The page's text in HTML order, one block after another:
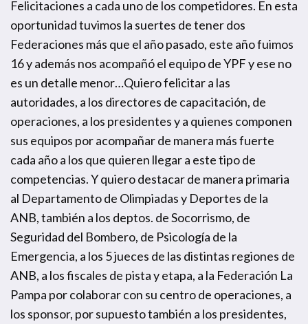
Felicitaciones a cada uno de los competidores. En esta
oportunidad tuvimos la suertes de tener dos
Federaciones más que el año pasado, este año fuimos
16 y además nos acompañó el equipo de YPF y ese no
es un detalle menor…Quiero felicitar a las
autoridades, a los directores de capacitación, de
operaciones, a los presidentes y a quienes componen
sus equipos por acompañar de manera más fuerte
cada año a los que quieren llegar a este tipo de
competencias. Y quiero destacar de manera primaria
al Departamento de Olimpiadas y Deportes de la
ANB, también a los deptos. de Socorrismo, de
Seguridad del Bombero, de Psicología de la
Emergencia, a los 5 jueces de las distintas regiones de
ANB, a los fiscales de pista y etapa, a la Federación La
Pampa por colaborar con su centro de operaciones, a
los sponsor, por supuesto también a los presidentes,